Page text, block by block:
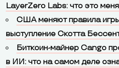
LayerZero Labs: что это
США меняют правила
выступление Скотта
Биткоин-майнер Cango
в ИИ: что на самом деле